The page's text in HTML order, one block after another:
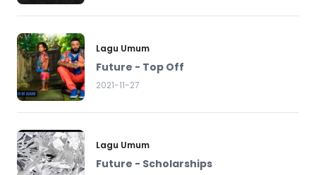
Lagu Umum
Future - Top Off
2021-11-27
Lagu Umum
Future - Scholarships